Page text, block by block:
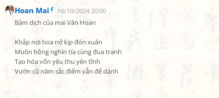
Hoan Mai
16/10/2024 20:00
Bảm dịch của mai Văn Hoan
Khắp nơi hoa nở kịp đón xuân
Muôn hồng nghìn tía cùng đua tranh
Tạo hóa vốn yêu thu yên tĩnh
Vườn cũ năm sắc điểm vẫn để dành